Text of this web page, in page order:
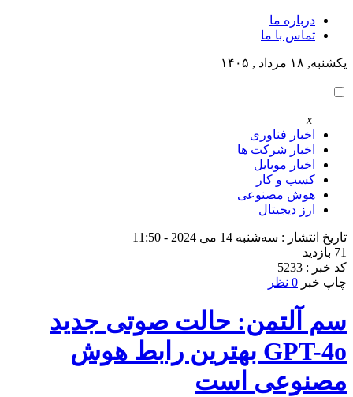
درباره ما
تماس با ما
یکشنبه, ۱۸ مرداد , ۱۴۰۵
x
اخبار فناوری
اخبار شرکت ها
اخبار موبایل
کسب و کار
هوش مصنوعی
ارز دیجیتال
تاریخ انتشار : سه‌شنبه 14 می 2024 - 11:50
71 بازدید
کد خبر : 5233
چاپ خبر 0 نظر
سم آلتمن: حالت صوتی جدید
GPT-4o بهترین رابط هوش
مصنوعی است